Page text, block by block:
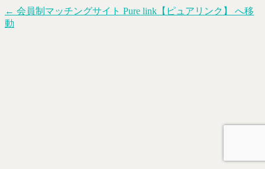
← 会員制マッチングサイト Pure link【ピュアリンク】 へ移
動